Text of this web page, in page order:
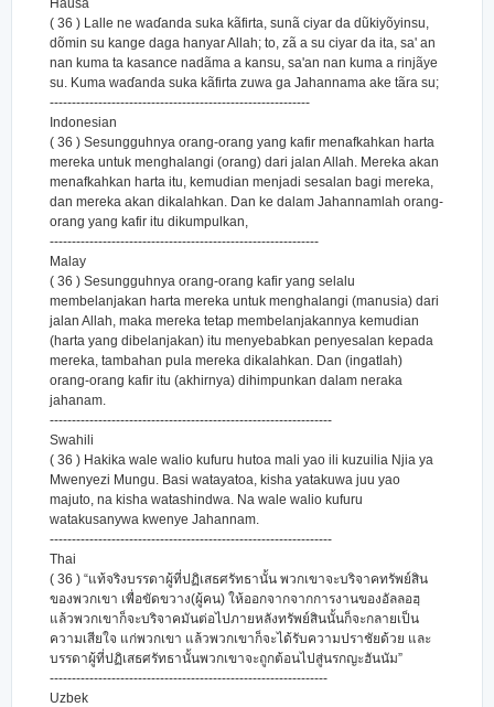
Hausa
( 36 ) Lalle ne waɗanda suka kãfirta, sunã ciyar da dũkiyõyinsu,
dõmin su kange daga hanyar Allah; to, zã a su ciyar da ita, sa' an
nan kuma ta kasance nadãma a kansu, sa'an nan kuma a rinjãye
su. Kuma waɗanda suka kãfirta zuwa ga Jahannama ake tãra su;
-----------------------------------------------------------
Indonesian
( 36 ) Sesungguhnya orang-orang yang kafir menafkahkan harta
mereka untuk menghalangi (orang) dari jalan Allah. Mereka akan
menafkahkan harta itu, kemudian menjadi sesalan bagi mereka,
dan mereka akan dikalahkan. Dan ke dalam Jahannamlah orang-
orang yang kafir itu dikumpulkan,
-------------------------------------------------------------
Malay
( 36 ) Sesungguhnya orang-orang kafir yang selalu
membelanjakan harta mereka untuk menghalangi (manusia) dari
jalan Allah, maka mereka tetap membelanjakannya kemudian
(harta yang dibelanjakan) itu menyebabkan penyesalan kepada
mereka, tambahan pula mereka dikalahkan. Dan (ingatlah)
orang-orang kafir itu (akhirnya) dihimpunkan dalam neraka
jahanam.
----------------------------------------------------------------
Swahili
( 36 ) Hakika wale walio kufuru hutoa mali yao ili kuzuilia Njia ya
Mwenyezi Mungu. Basi watayatoa, kisha yatakuwa juu yao
majuto, na kisha watashindwa. Na wale walio kufuru
watakusanywa kwenye Jahannam.
----------------------------------------------------------------
Thai
( 36 ) “แท้จริงบรรดาผู้ที่ปฏิเสธศรัทธานั้น พวกเขาจะบริจาคทรัพย์สิน
ของพวกเขา เพื่อขัดขวาง(ผู้คน) ให้ออกจากจากการงานของอัลลอฮฺ
แล้วพวกเขาก็จะบริจาคมันต่อไปภายหลังทรัพย์สินนั้นก็จะกลายเป็น
ความเสียใจ แก่พวกเขา แล้วพวกเขาก็จะได้รับความปราชัยด้วย และ
บรรดาผู้ที่ปฏิเสธศรัทธานั้นพวกเขาจะถูกต้อนไปสู่นรกญะฮันนัม”
---------------------------------------------------------------
Uzbek